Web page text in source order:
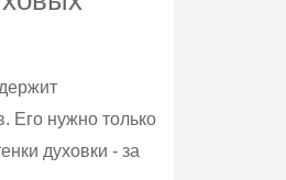
Его нужно только
духовки - за